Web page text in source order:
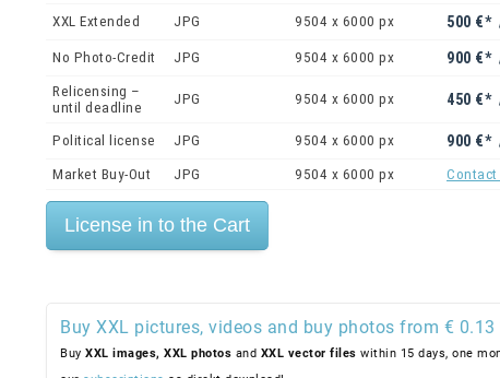
XXL Extended JPG 9504 x 6000 px 500 €*
No Photo-Credit JPG 9504 x 6000 px 900 €*
Relicensing –
until deadline
JPG 9504 x 6000 px 450 €*
Political license JPG 9504 x 6000 px 900 €*
Market Buy-Out JPG 9504 x 6000 px
Buy XXL pictures, videos and buy photos from € 0.13
Buy XXL images, XXL photos and XXL vector files within 15 days, one